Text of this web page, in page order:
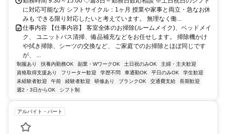
に対応可能な方 シフトサイクル：1ヶ月 授業や家事と両立・急なお休
みも できる限り対応したいと考えています。 無理なく働...
仕事内容 【仕事内容】 客室全体のお掃除(ルームメイク)、ベッドメイ
ク、 ユニットバス清掃、備品補充などをお任せします。 掃除機かけ
や拭き掃除、シーツの交換など、 ご家庭でのお掃除とほぼ同じです
が、 ...
制服あり 扶養内勤務OK 副業・WワークOK 土日祝のみOK
主婦・主夫歓迎
資格取得支援あり
フリーター歓迎 学歴不問 車通勤OK 平日のみOK
学生歓迎
未経験者歓迎
午前 経験者歓迎 研修あり ブランクOK 交通費支給
長期歓迎
週2・3日からOK
シフト制
アルバイト・パート